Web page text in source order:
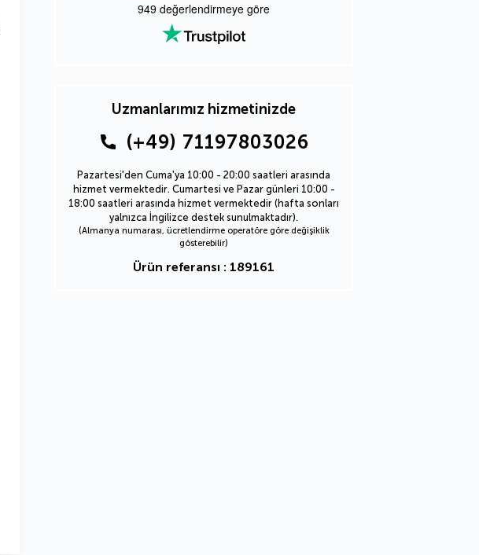
949 değerlendirmeye göre
Uzmanlarımız hizmetinizde
(+49) 71197803026
Pazartesi'den Cuma'ya 10:00 - 20:00 saatleri arasında
hizmet vermektedir. Cumartesi ve Pazar günleri 10:00 -
18:00 saatleri arasında hizmet vermektedir (hafta sonları
yalnızca İngilizce destek sunulmaktadır).
(Almanya numarası, ücretlendirme operatöre göre değişiklik
gösterebilir)
Ürün referansı : 189161